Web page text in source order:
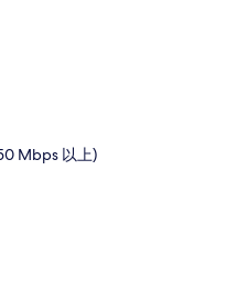
Mbps 以上)